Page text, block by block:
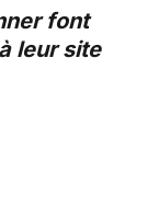
font
leur site